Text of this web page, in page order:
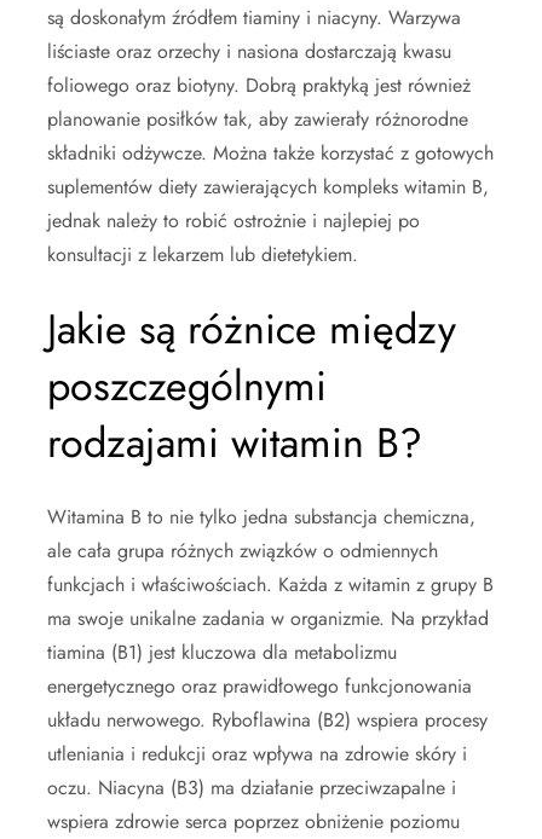
są doskonałym źródłem tiaminy i niacyny. Warzywa
liściaste oraz orzechy i nasiona dostarczają kwasu
foliowego oraz biotyny. Dobrą praktyką jest również
planowanie posiłków tak, aby zawierały różnorodne
składniki odżywcze. Można także korzystać z gotowych
suplementów diety zawierających kompleks witamin B,
jednak należy to robić ostrożnie i najlepiej po
konsultacji z lekarzem lub dietetykiem.
Jakie są różnice między
poszczególnymi
rodzajami witamin B?
Witamina B to nie tylko jedna substancja chemiczna,
ale cała grupa różnych związków o odmiennych
funkcjach i właściwościach. Każda z witamin z grupy B
ma swoje unikalne zadania w organizmie. Na przykład
tiamina (B1) jest kluczowa dla metabolizmu
energetycznego oraz prawidłowego funkcjonowania
układu nerwowego. Ryboflawina (B2) wspiera procesy
utleniania i redukcji oraz wpływa na zdrowie skóry i
oczu. Niacyna (B3) ma działanie przeciwzapalne i
wspiera zdrowie serca poprzez obniżenie poziomu